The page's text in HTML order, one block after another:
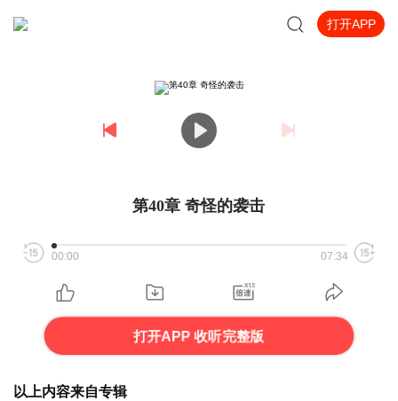
打开APP
第40章 奇怪的袭击
00:00 07:34
打开APP 收听完整版
以上内容来自专辑